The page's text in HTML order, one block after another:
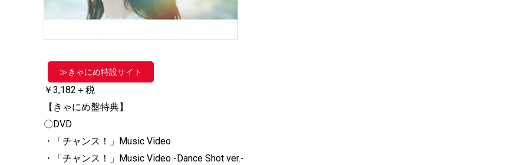
≫きゃにめ特設サイト
￥3,182＋税
【きゃにめ盤特典】
〇DVD
・「チャンス！」Music Video
・「チャンス！」Music Video -Dance Shot ver.-